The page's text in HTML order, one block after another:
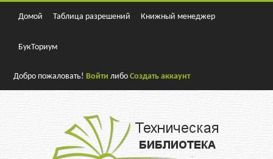
Домой Таблица разрешений Книжный менеджер
БукТориум
Добро пожаловать!Войти либоСоздать аккаунт